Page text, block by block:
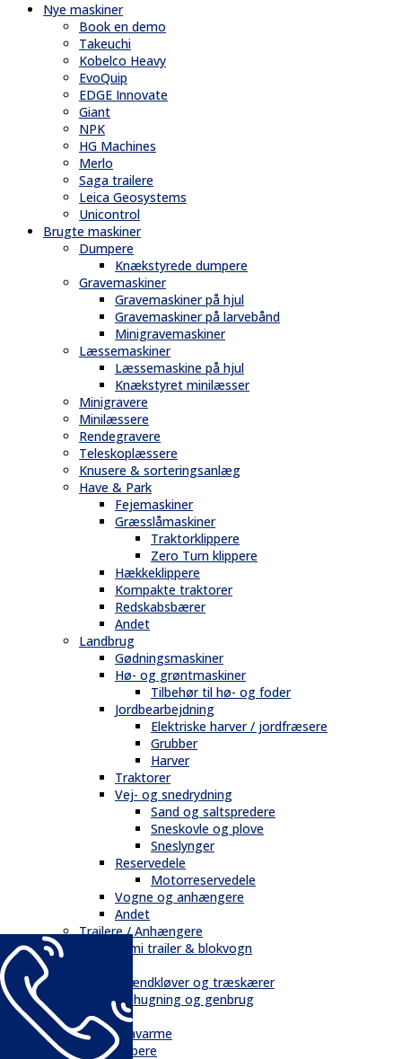
Nye maskiner
Book en demo
Takeuchi
Kobelco Heavy
EvoQuip
EDGE Innovate
Giant
NPK
HG Machines
Merlo
Saga trailere
Leica Geosystems
Unicontrol
Brugte maskiner
Dumpere
Knækstyrede dumpere
Gravemaskiner
Gravemaskiner på hjul
Gravemaskiner på larvebånd
Minigravemaskiner
Læssemaskiner
Læssemaskine på hjul
Knækstyret minilæsser
Minigravere
Minilæssere
Rendegravere
Teleskoplæssere
Knusere & sorteringsanlæg
Have & Park
Fejemaskiner
Græsslåmaskiner
Traktorklippere
Zero Turn klippere
Hækkeklippere
Kompakte traktorer
Redskabsbærer
Andet
Landbrug
Gødningsmaskiner
Hø- og grøntmaskiner
Tilbehør til hø- og foder
Jordbearbejdning
Elektriske harver / jordfræsere
Grubber
Harver
Traktorer
Vej- og snedrydning
Sand og saltspredere
Sneskovle og plove
Sneslynger
Reservedele
Motorreservedele
Vogne og anhængere
Andet
Trailere / Anhængere
Semi trailer & blokvogn
Skovbrug
Brændkløver og træskærer
Flishugning og genbrug
Tilbehør
Gravarme
Gribere